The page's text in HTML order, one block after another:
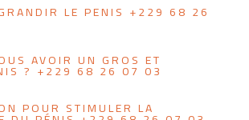
LE PENIS +229 68 26
AVOIR UN GROS ET
? +229 68 26 07 03
POUR STIMULER LA